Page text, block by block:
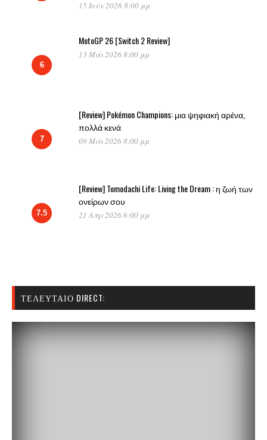
15 Ιούν 2026 8:00 μμ
6
MotoGP 26 [Switch 2 Review]
13 Μάι 2026 8:00 μμ
7
[Review] Pokémon Champions: μια ψηφιακή αρένα,
πολλά κενά
09 Μάι 2026 8:00 μμ
7.5
[Review] Tomodachi Life: Living the Dream : η ζωή των
ονείρων σου
21 Απρ 2026 6:00 μμ
ΤΕΛΕΥΤΑΊΟ DIRECT: